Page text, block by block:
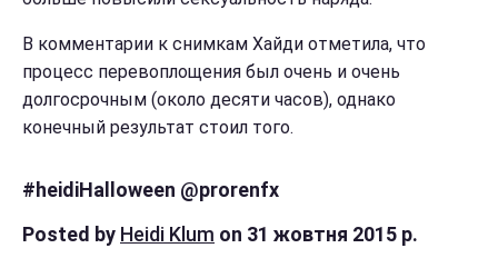
В комментарии к снимкам Хайди отметила, что
процесс перевоплощения был очень и очень
долгосрочным (около десяти часов), однако
конечный результат стоил того.
#heidiHalloween @prorenfx
Posted by Heidi Klum on 31 жовтня 2015 р.